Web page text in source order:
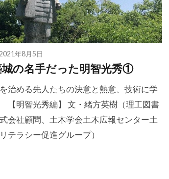
年8月5日
城の名手だった明智光秀①
治める先人たちの決意と熱意、技術に学
【明智光秀編】 文・緒方英樹（理工図書
会社顧問、土木学会土木広報センター土
テラシー促進グループ）